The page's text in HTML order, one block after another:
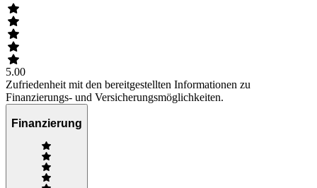
5.00
Zufriedenheit mit den bereitgestellten Informationen zu
Finanzierungs- und Versicherungsmöglichkeiten.
Finanzierung